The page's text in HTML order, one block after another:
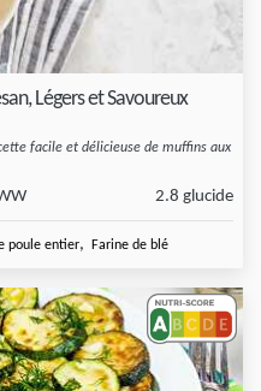
Légers et Savoureux
facile et délicieuse de muffins aux
2.8 glucide
poule entier, Farine de blé